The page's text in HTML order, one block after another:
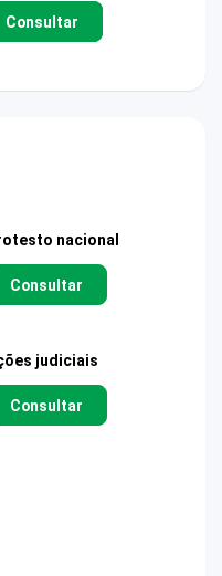
Consultar
nacional
Consultar
judiciais
Consultar